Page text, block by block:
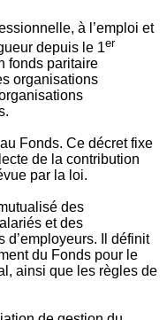
à l’emploi et
depuis le 1er
fonds paritaire
organisations
Fonds. Ce décret fixe
de la contribution
par la loi.
des
et des
Il définit
du Fonds pour le
ainsi que les règles de